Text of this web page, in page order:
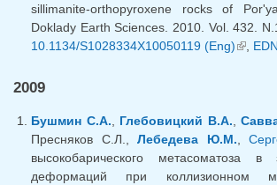
sillimanite-orthopyroxene rocks of
Doklady Earth Sciences. 2010. Vol. 432.
10.1134/S1028334X10050119 (Eng)
2009
Бушмин С.А., Глебовицкий В.А.,
Пресняков С.Л., Лебедева Ю.М.,
высокобарического метасоматоза в
деформаций при коллизионном